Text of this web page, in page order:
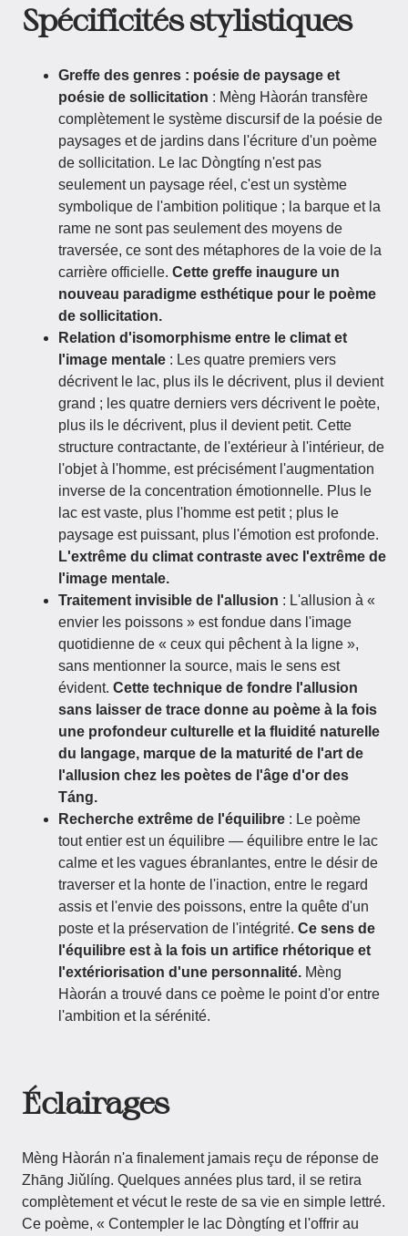
Spécificités stylistiques
Greffe des genres : poésie de paysage et
poésie de sollicitation : Mèng Hàorán transfère
complètement le système discursif de la poésie de
paysages et de jardins dans l'écriture d'un poème
de sollicitation. Le lac Dòngtíng n'est pas
seulement un paysage réel, c'est un système
symbolique de l'ambition politique ; la barque et la
rame ne sont pas seulement des moyens de
traversée, ce sont des métaphores de la voie de la
carrière officielle. Cette greffe inaugure un
nouveau paradigme esthétique pour le poème
de sollicitation.
Relation d'isomorphisme entre le climat et
l'image mentale : Les quatre premiers vers
décrivent le lac, plus ils le décrivent, plus il devient
grand ; les quatre derniers vers décrivent le poète,
plus ils le décrivent, plus il devient petit. Cette
structure contractante, de l'extérieur à l'intérieur, de
l'objet à l'homme, est précisément l'augmentation
inverse de la concentration émotionnelle. Plus le
lac est vaste, plus l'homme est petit ; plus le
paysage est puissant, plus l'émotion est profonde.
L'extrême du climat contraste avec l'extrême de
l'image mentale.
Traitement invisible de l'allusion : L'allusion à «
envier les poissons » est fondue dans l'image
quotidienne de « ceux qui pêchent à la ligne »,
sans mentionner la source, mais le sens est
évident. Cette technique de fondre l'allusion
sans laisser de trace donne au poème à la fois
une profondeur culturelle et la fluidité naturelle
du langage, marque de la maturité de l'art de
l'allusion chez les poètes de l'âge d'or des
Táng.
Recherche extrême de l'équilibre : Le poème
tout entier est un équilibre — équilibre entre le lac
calme et les vagues ébranlantes, entre le désir de
traverser et la honte de l'inaction, entre le regard
assis et l'envie des poissons, entre la quête d'un
poste et la préservation de l'intégrité. Ce sens de
l'équilibre est à la fois un artifice rhétorique et
l'extériorisation d'une personnalité. Mèng
Hàorán a trouvé dans ce poème le point d'or entre
l'ambition et la sérénité.
Éclairages
Mèng Hàorán n'a finalement jamais reçu de réponse de
Zhāng Jiǔlíng. Quelques années plus tard, il se retira
complètement et vécut le reste de sa vie en simple lettré.
Ce poème, « Contempler le lac Dòngtíng et l'offrir au